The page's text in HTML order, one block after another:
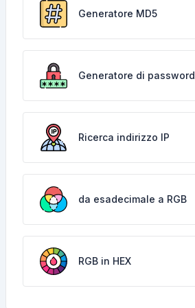
Generatore MD5
Generatore di password
Ricerca indirizzo IP
da esadecimale a RGB
RGB in HEX